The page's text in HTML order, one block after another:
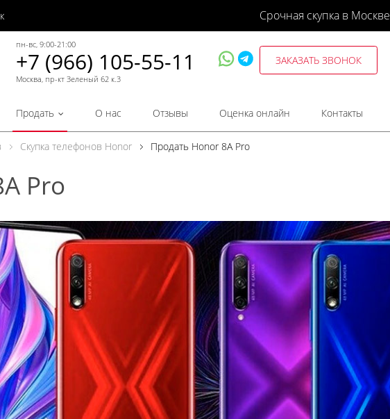
Срочная скупка в Москве
пн-вс, 9:00-21:00
+7 (966) 105-55-11
Москва, пр-кт Зеленый 62 к.3
ЗАКАЗАТЬ ЗВОНОК
Продать О нас Отзывы Оценка онлайн Контакты
Скупка телефонов Honor Продать Honor 8A Pro
Pro